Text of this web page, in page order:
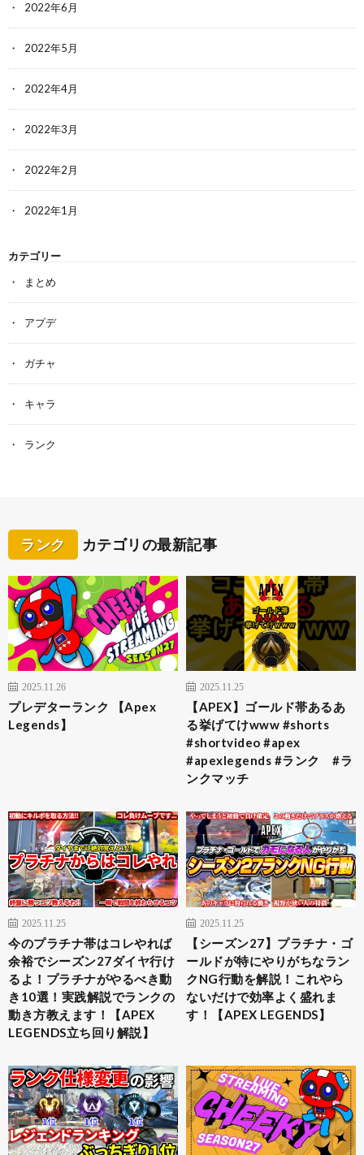
2022年6月
2022年5月
2022年4月
2022年3月
2022年2月
2022年1月
カテゴリー
まとめ
アプデ
ガチャ
キャラ
ランク
ランク カテゴリの最新記事
2025.11.26
プレデターランク 【Apex
Legends】
2025.11.25
【APEX】ゴールド帯あるあ
る挙げてけwww #shorts
#shortvideo #apex
#apexlegends #ランク #ラ
ンクマッチ
2025.11.25
今のプラチナ帯はコレやれば
余裕でシーズン27ダイヤ行け
るよ！プラチナがやるべき動
き10選！実践解説でランクの
動き方教えます！【APEX
LEGENDS立ち回り解説】
2025.11.25
【シーズン27】プラチナ・ゴ
ールドが特にやりがちなラン
クNG行動を解説！これやら
ないだけで効率よく盛れま
す！【APEX LEGENDS】